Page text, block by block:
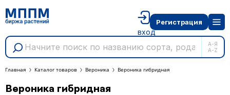
А-Я
A-Z
вход
Регистрация
Главная Каталог товаров Вероника Вероника гибридная
Вероника гибридная